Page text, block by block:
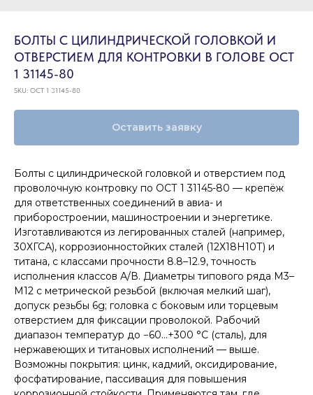
БОЛТЫ С ЦИЛИНДРИЧЕСКОЙ ГОЛОВКОЙ И
ОТВЕРСТИЕМ ДЛЯ КОНТРОВКИ В ГОЛОВЕ ОСТ
1 31145-80
SKU: ОСТ 1 31145-80
Оставить заявку
Болты с цилиндрической головкой и отверстием под
проволочную контровку по ОСТ 1 31145-80 — крепёж
для ответственных соединений в авиа- и
приборостроении, машиностроении и энергетике.
Изготавливаются из легированных сталей (например,
30ХГСА), коррозионностойких сталей (12Х18Н10Т) и
титана, с классами прочности 8.8–12.9, точность
исполнения классов А/В. Диаметры типового ряда M3–
M12 с метрической резьбой (включая мелкий шаг),
допуск резьбы 6g; головка с боковым или торцевым
отверстием для фиксации проволокой. Рабочий
диапазон температур до −60…+300 °C (сталь), для
нержавеющих и титановых исполнений — выше.
Возможны покрытия: цинк, кадмий, оксидирование,
фосфатирование, пассивация для повышения